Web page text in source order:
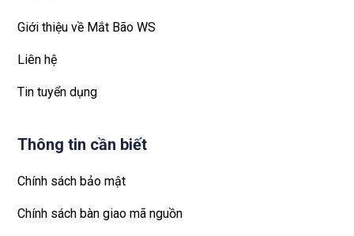
Giới thiệu về Mắt Bão WS
Liên hệ
Tin tuyển dụng
Thông tin cần biết
Chính sách bảo mật
Chính sách bàn giao mã nguồn